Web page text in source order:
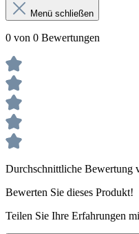
Menü schließen
0 von 0 Bewertungen
Durchschnittliche Bewertung
Bewerten Sie dieses Produkt!
Teilen Sie Ihre Erfahrungen